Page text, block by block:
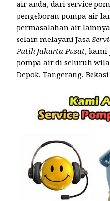
air anda, dari service
pengeboran pompa air
permasalahan air
selain melayani Jasa
Putih Jakarta Pusat, kami
pompa air di seluruh
Depok, Tangerang, Bekasi